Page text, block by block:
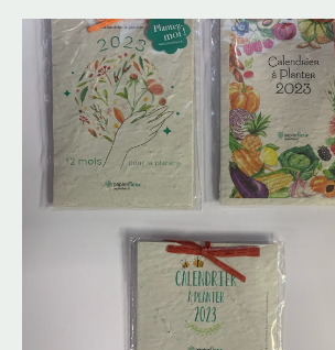
Calendrier à planter